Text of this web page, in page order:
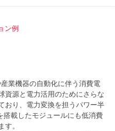
ン例
業機器の自動化に伴う消費電
資源と電力活用のためにさらな
おり、電力変換を担うパワー半
搭載したモジュールにも低消費
。